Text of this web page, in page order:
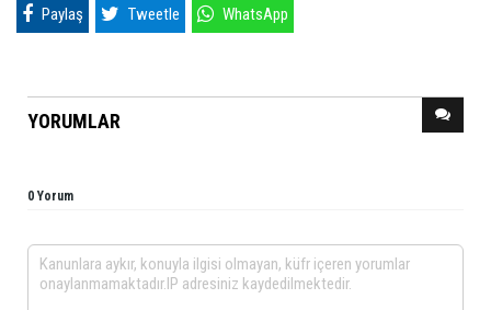
Paylaş Tweetle WhatsApp
YORUMLAR
0 Yorum